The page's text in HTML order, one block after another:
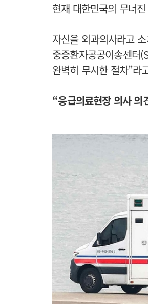
현재 대한민국의 무너
자신을 외과의사라고
중증환자공공이송센터
완벽히 무시한 절차”라
“응급의료현장 의사 의